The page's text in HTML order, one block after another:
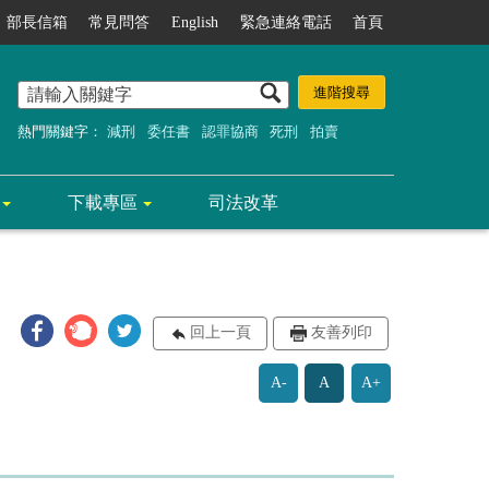
部長信箱 常見問答 English 緊急連絡電話 首頁
熱門關鍵字： 減刑 委任書 認罪協商 死刑 拍賣
下載專區 司法改革
回上一頁 友善列印
A- A A+